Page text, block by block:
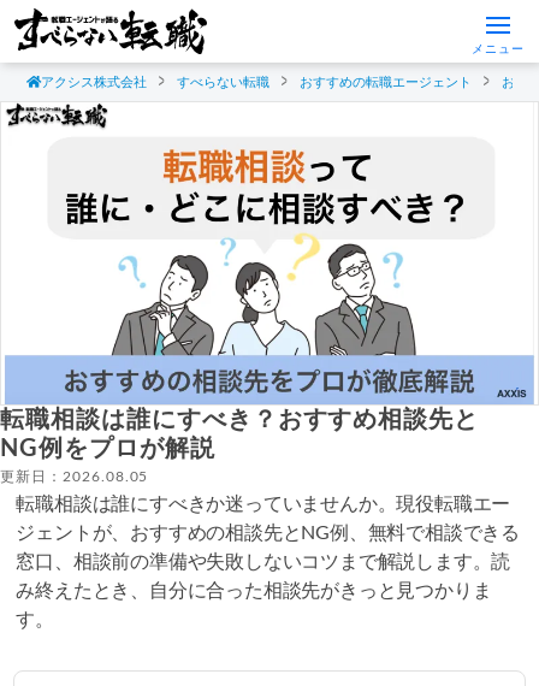
メニュー
アクシス株式会社 すべらない転職 おすすめの転職エージェント おす
転職相談は誰にすべき？おすすめ相談先と
NG例をプロが解説
更新日：2026.08.05
転職相談は誰にすべきか迷っていませんか。現役転職エー
ジェントが、おすすめの相談先とNG例、無料で相談できる
窓口、相談前の準備や失敗しないコツまで解説します。読
み終えたとき、自分に合った相談先がきっと見つかりま
す。